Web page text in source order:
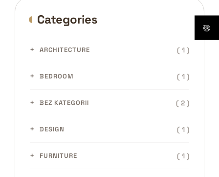
Categories
ARCHITECTURE ( 1 )
BEDROOM ( 1 )
BEZ KATEGORII ( 2 )
DESIGN ( 1 )
FURNITURE ( 1 )